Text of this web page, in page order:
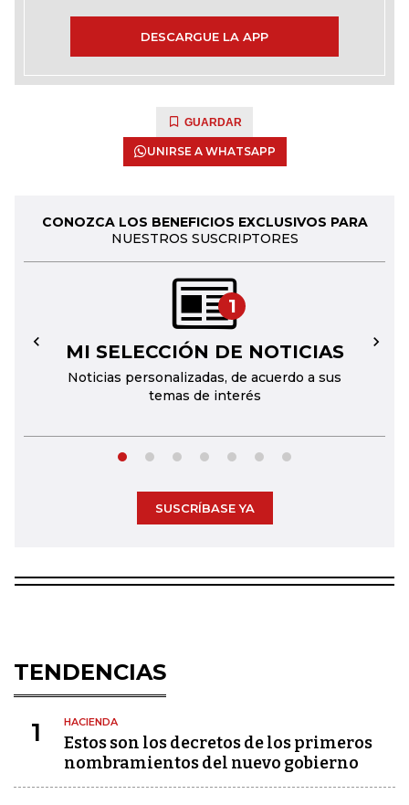
DESCARGUE LA APP
GUARDAR
UNIRSE A WHATSAPP
CONOZCA LOS BENEFICIOS EXCLUSIVOS PARA
NUESTROS SUSCRIPTORES
1
MI SELECCIÓN DE NOTICIAS
Noticias personalizadas, de acuerdo a sus
temas de interés
← →
SUSCRÍBASE YA
TENDENCIAS
1 HACIENDA
Estos son los decretos de los primeros
nombramientos del nuevo gobierno